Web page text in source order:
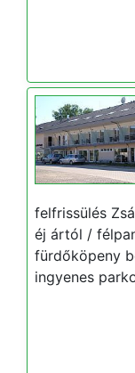
felfrissülés
éj ártól /
fürdőköpeny
ingyenes